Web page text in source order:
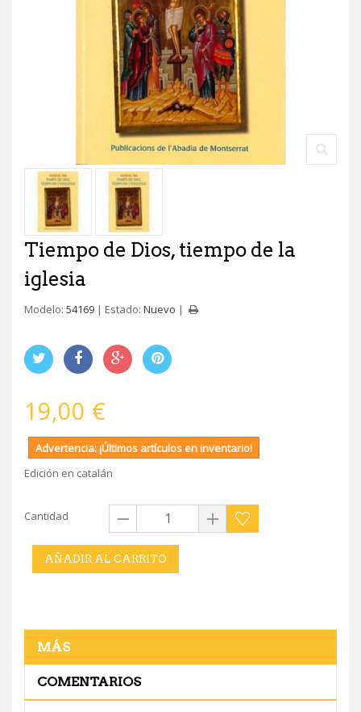
Tiempo de Dios, tiempo de la
iglesia
Modelo: 54169 Estado: Nuevo
19,00 €
Advertencia: ¡Últimos artículos en inventario!
Edición en catalán
Cantidad
AÑADIR AL CARRITO
MÁS
COMENTARIOS